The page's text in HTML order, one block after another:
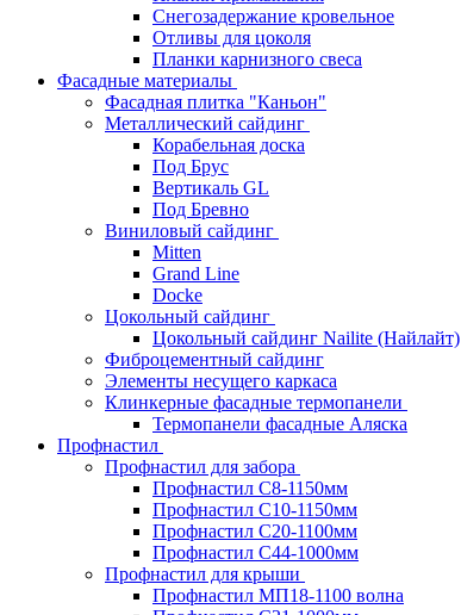
Снегозадержание кровельное
Отливы для цоколя
Планки карнизного свеса
Фасадные материалы
Фасадная плитка "Каньон"
Металлический сайдинг
Корабельная доска
Под Брус
Вертикаль GL
Под Бревно
Виниловый сайдинг
Mitten
Grand Line
Docke
Цокольный сайдинг
Цокольный сайдинг Nailite (Найлайт)
Фиброцементный сайдинг
Элементы несущего каркаса
Клинкерные фасадные термопанели
Термопанели фасадные Аляска
Профнастил
Профнастил для забора
Профнастил С8-1150мм
Профнастил С10-1150мм
Профнастил С20-1100мм
Профнастил С44-1000мм
Профнастил для крыши
Профнастил МП18-1100 волна